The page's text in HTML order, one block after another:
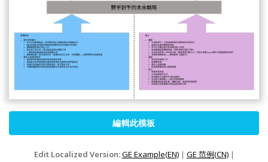
編輯此模板
Edit Localized Version:GE Example(EN)| GE 范例(CN)|